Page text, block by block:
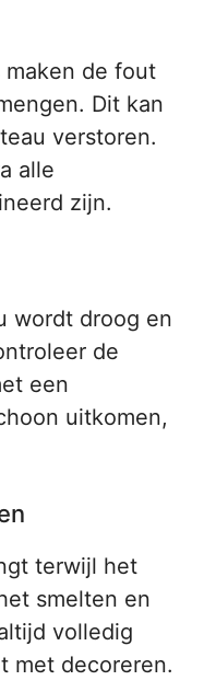
de fout
Dit kan
verstoren.
alle
zijn.
wordt droog en
de
een
uitkomen,
terwijl het
smelten en
volledig
met decoreren.